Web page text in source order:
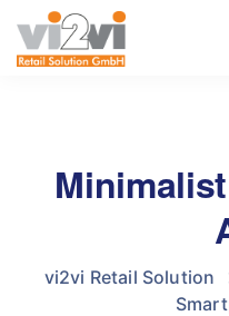
vi2vi Retail Solution